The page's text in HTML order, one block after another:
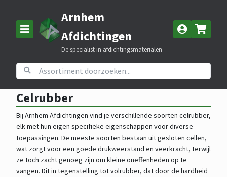
Arnhem
Afdichtingen
De specialist in afdichtingsmaterialen
Home Assortiment Celrubber
Celrubber
Bij Arnhem Afdichtingen vind je verschillende soorten celrubber,
elk met hun eigen specifieke eigenschappen voor diverse
toepassingen. De meeste soorten bestaan uit gesloten cellen,
wat zorgt voor een goede drukweerstand en veerkracht, terwijl
ze toch zacht genoeg zijn om kleine oneffenheden op te
vangen. Dit in tegenstelling tot volrubber, dat door de hardheid